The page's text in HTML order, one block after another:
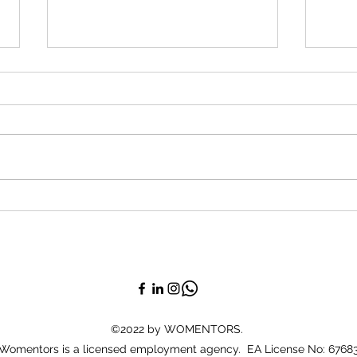
©2022 by WOMENTORS.
is a licensed employment agency. EA License No: